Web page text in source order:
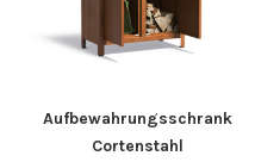
Aufbewahrungsschrank
Cortenstahl